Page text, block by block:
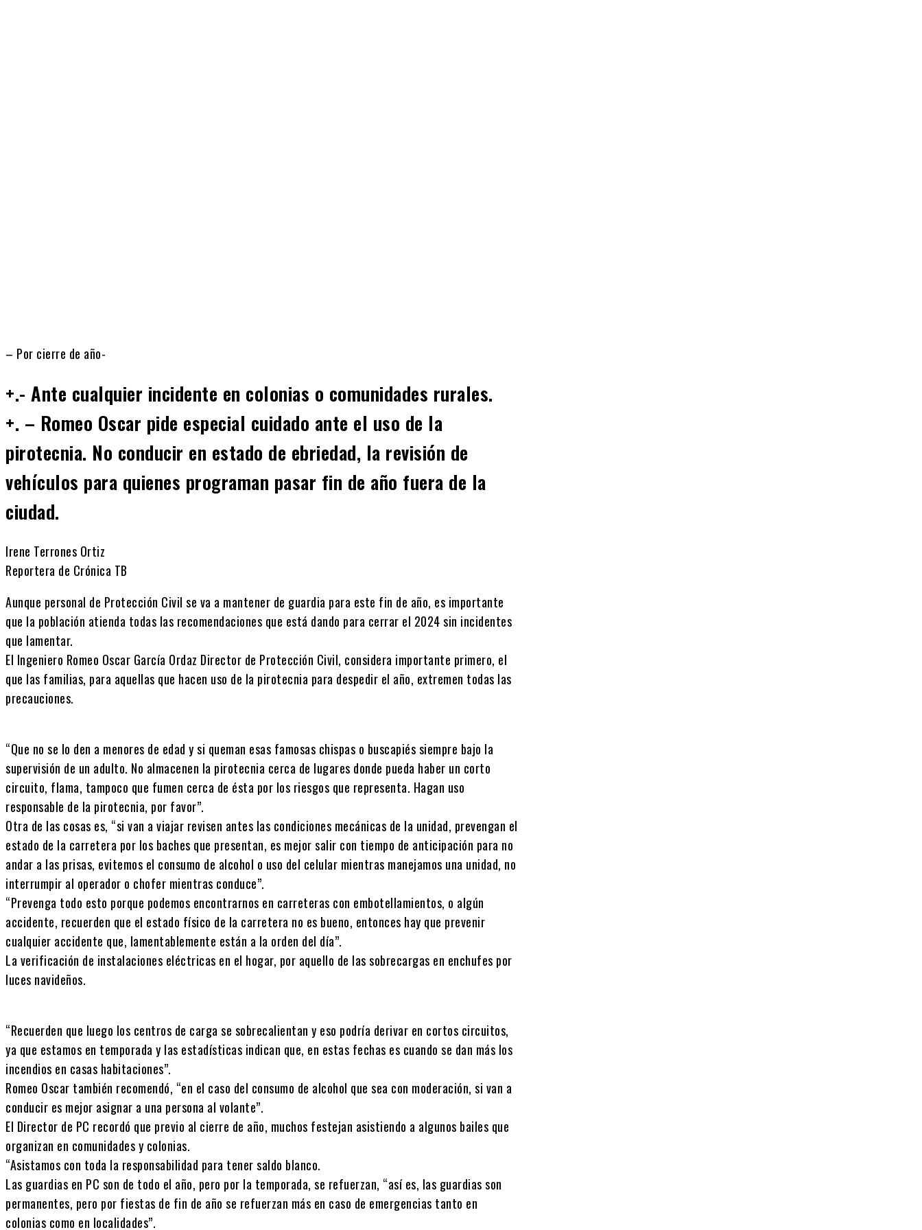
– Por cierre de año-
+.- Ante cualquier incidente en colonias o comunidades rurales.
+. – Romeo Oscar pide especial cuidado ante el uso de la
pirotecnia. No conducir en estado de ebriedad, la revisión de
vehículos para quienes programan pasar fin de año fuera de la
ciudad.
Irene Terrones Ortiz
Reportera de Crónica TB
Aunque personal de Protección Civil se va a mantener de guardia para este fin de año, es importante
que la población atienda todas las recomendaciones que está dando para cerrar el 2024 sin incidentes
que lamentar.
El Ingeniero Romeo Oscar García Ordaz Director de Protección Civil, considera importante primero, el
que las familias, para aquellas que hacen uso de la pirotecnia para despedir el año, extremen todas las
precauciones.
“Que no se lo den a menores de edad y si queman esas famosas chispas o buscapiés siempre bajo la
supervisión de un adulto. No almacenen la pirotecnia cerca de lugares donde pueda haber un corto
circuito, flama, tampoco que fumen cerca de ésta por los riesgos que representa. Hagan uso
responsable de la pirotecnia, por favor”.
Otra de las cosas es, “si van a viajar revisen antes las condiciones mecánicas de la unidad, prevengan el
estado de la carretera por los baches que presentan, es mejor salir con tiempo de anticipación para no
andar a las prisas, evitemos el consumo de alcohol o uso del celular mientras manejamos una unidad, no
interrumpir al operador o chofer mientras conduce”.
“Prevenga todo esto porque podemos encontrarnos en carreteras con embotellamientos, o algún
accidente, recuerden que el estado físico de la carretera no es bueno, entonces hay que prevenir
cualquier accidente que, lamentablemente están a la orden del día”.
La verificación de instalaciones eléctricas en el hogar, por aquello de las sobrecargas en enchufes por
luces navideños.
“Recuerden que luego los centros de carga se sobrecalientan y eso podría derivar en cortos circuitos,
ya que estamos en temporada y las estadísticas indican que, en estas fechas es cuando se dan más los
incendios en casas habitaciones”.
Romeo Oscar también recomendó, “en el caso del consumo de alcohol que sea con moderación, si van a
conducir es mejor asignar a una persona al volante”.
El Director de PC recordó que previo al cierre de año, muchos festejan asistiendo a algunos bailes que
organizan en comunidades y colonias.
“Asistamos con toda la responsabilidad para tener saldo blanco.
Las guardias en PC son de todo el año, pero por la temporada, se refuerzan, “así es, las guardias son
permanentes, pero por fiestas de fin de año se refuerzan más en caso de emergencias tanto en
colonias como en localidades”.